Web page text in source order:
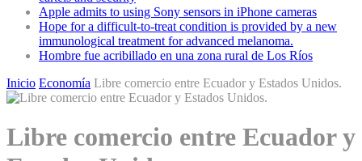
Apple admits to using Sony sensors in iPhone cameras
Hope for a difficult-to-treat condition is provided by a new
immunological treatment for advanced melanoma.
Hombre fue acribillado en una zona rural de Los Ríos
Inicio Economía Libre comercio entre Ecuador y Estados Unidos.
Libre comercio entre Ecuador y